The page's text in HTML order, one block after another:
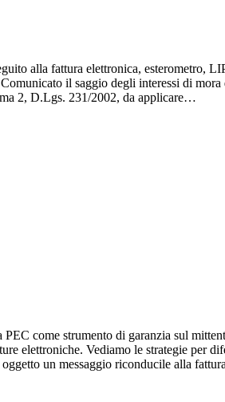
alla fattura elettronica, esterometro,
il saggio degli interessi di
2, D.Lgs. 231/2002, da applicare…
come strumento di garanzia sul
elettroniche. Vediamo le strategie per
un messaggio riconducile alla